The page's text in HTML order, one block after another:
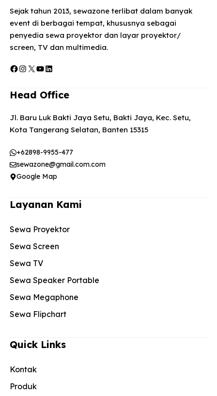
Sejak tahun 2013, sewazone terlibat dalam banyak
event di berbagai tempat, khususnya sebagai
penyedia sewa proyektor dan layar proyektor/
screen, TV dan multimedia.
Facebook
Instagram
X YouTube
LinkedIn
Head Office
Jl. Baru Luk Bakti Jaya Setu, Bakti Jaya, Kec. Setu,
Kota Tangerang Selatan, Banten 15315
+62898-9955-477
sewazone@gmail.com.com
Google Map
Layanan Kami
Sewa Proyektor
Sewa Screen
Sewa TV
Sewa Speaker Portable
Sewa Megaphone
Sewa Flipchart
Quick Links
Kontak
Produk